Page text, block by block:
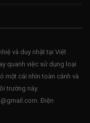
và duy nhật tại Việt
quanh việc sử dụng loại
một cái nhìn toàn cảnh và
trường này.
Điện